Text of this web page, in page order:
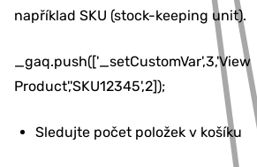
například SKU (stock-keeping unit).
_gaq.push(['_setCustomVar',3,'View
Product','SKU12345',2]);
Sledujte počet položek v košíku